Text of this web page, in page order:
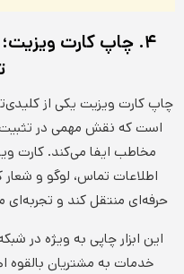
۴. چاپ کارت
چاپ کارت ویزیت یکی از
است که نقش مهمی در تثبیت
مخاطب ایفا می‌کند. کارت
اطلاعات تماس، لوگو و
حرفه‌ای منتقل کند و تجربه‌ای
خدمات به مشتریان بالقوه